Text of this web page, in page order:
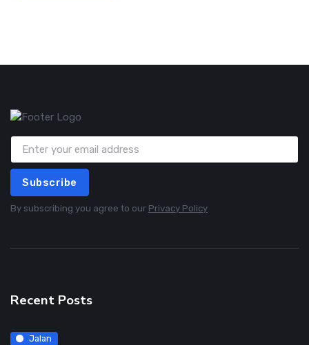
Subscribe
By subscribing you agree to our Privacy Policy
Recent Posts
Jalan